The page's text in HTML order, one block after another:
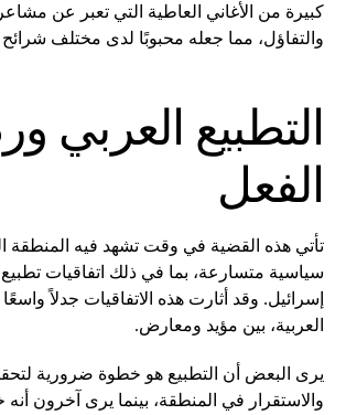
كبيرة من الأغاني العاطية التي تعبر عن
والتفاؤل، مما جعله محبوبًا لدى مختلف شرائح
التطبيع العربي
الفعل
تأتي هذه القضية في وقت تشهد فيه المنطقة
سياسية متسارعة، بما في ذلك اتفاقيات تطبيع
إسرائيل. وقد أثارت هذه الاتفاقيات جدلاً
العربية، بين مؤيد ومعارض.
يرى البعض أن التطبيع هو خطوة ضرورية
والاستقرار في المنطقة، بينما يرى آخرون أنه